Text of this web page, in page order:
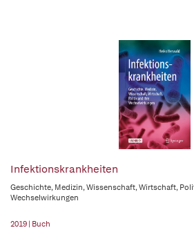
Infektionskrankheiten
Geschichte, Medizin, Wissenschaft, Wirtschaft,
Wechselwirkungen
2019 | Buch